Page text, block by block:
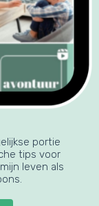
portie
tips voor
leven als